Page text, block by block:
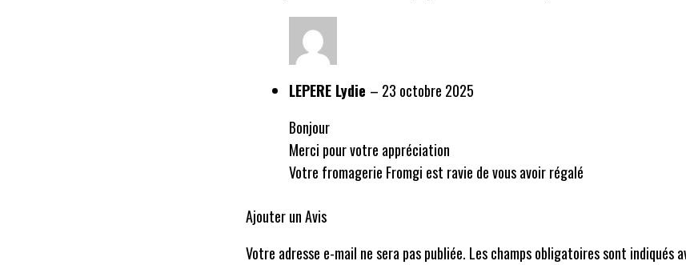
LEPERE Lydie – 23 octobre 2025
Bonjour
Merci pour votre appréciation
Votre fromagerie Fromgi est ravie de vous avoir régalé
Ajouter un Avis
Votre adresse e-mail ne sera pas publiée. Les champs obligatoires sont indiqués